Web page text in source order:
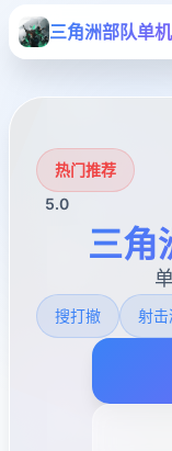
三角洲部队单
热门推荐
5.0
三角
搜打撤 射击